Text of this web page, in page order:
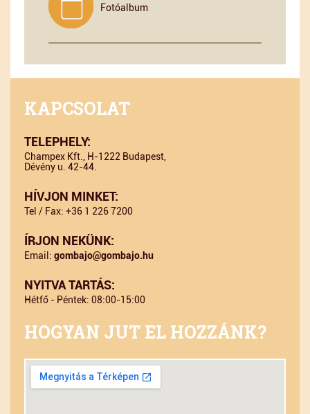
Fotóalbum
KAPCSOLAT
TELEPHELY:
Champex Kft., H-1222 Budapest,
Dévény u. 42-44.
HÍVJON MINKET:
Tel / Fax: +36 1 226 7200
ÍRJON NEKÜNK:
Email: gombajo@gombajo.hu
NYITVA TARTÁS:
Hétfő - Péntek: 08:00-15:00
HOGYAN JUT EL HOZZÁNK?